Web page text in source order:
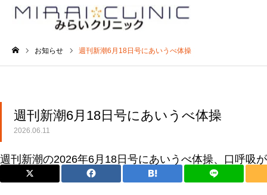
お知らせ 週刊新潮6月18日号にあいうべ体操
週刊新潮6月18日号にあいうべ体操
2026.06.11
週刊新潮の2026年6月18日号にあいうべ体操、口呼吸